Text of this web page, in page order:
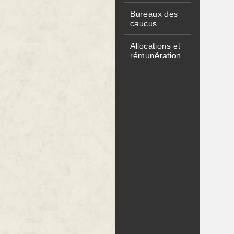
Bureaux des
caucus
Allocations et
rémunération